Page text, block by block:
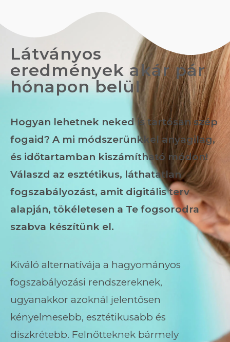
Látványos
eredmények akár pár
hónapon belül
Hogyan lehetnek neked is tartósan szép
fogaid? A mi módszerünkkel anyagilag,
és időtartamban kiszámítható módon!
Válaszd az esztétikus, láthatatlan
fogszabályozást, amit digitális terv
alapján, tökéletesen a Te fogsorodra
szabva készítünk el.
Kiváló alternatívája a hagyományos
fogszabályozási rendszereknek,
ugyanakkor azoknál jelentősen
kényelmesebb, esztétikusabb és
diszkrétebb. Felnőtteknek bármely